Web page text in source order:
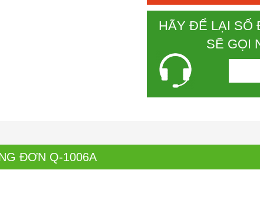
HÃY ĐỂ LẠI SỐ
SẼ GỌI
ĐƠN Q-1006A